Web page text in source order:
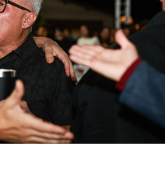
estímulo para continuar
suas propostas. “É
o trabalho, sabe o
fazer muito mais
o pré-candidato em